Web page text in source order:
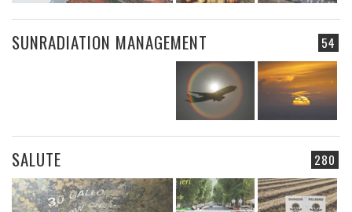
54
SUNRADIATION MANAGEMENT
280
SALUTE